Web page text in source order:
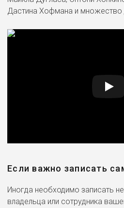
Дастина Хофмана и множество
Если важно записать
Иногда необходимо записать
владельца или сотрудника